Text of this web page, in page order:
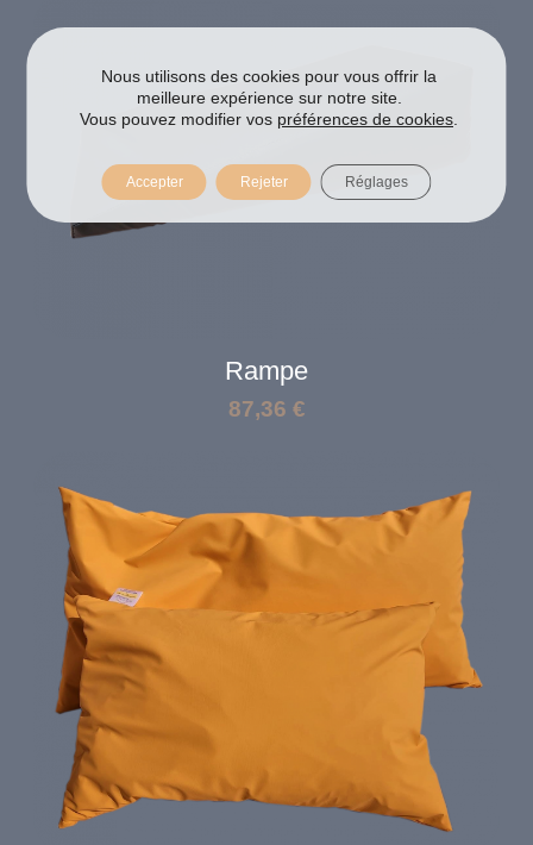
Rampe
87,36 €
Nous utilisons des cookies pour vous offrir la
meilleure expérience sur notre site.
Vous pouvez modifier vos préférences de cookies
Accepter Rejeter Réglages